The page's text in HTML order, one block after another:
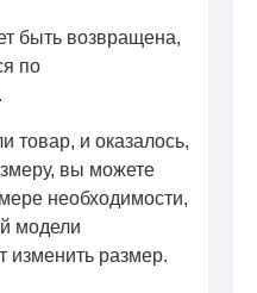
быть возвращена,
по
товар, и оказалось,
вы можете
необходимости,
модели
изменить размер.